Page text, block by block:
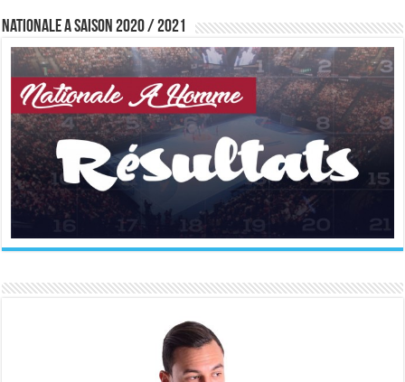
Nationale A saison 2020 / 2021